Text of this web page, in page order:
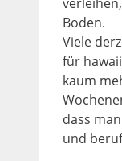
Boden.
Viele
für
kaum
dass
und